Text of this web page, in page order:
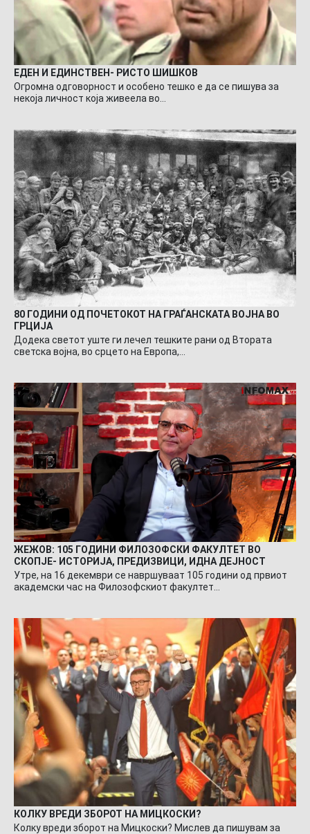
ЕДЕН И ЕДИНСТВЕН- РИСТО ШИШКОВ
Огромна одговорност и особено тешко е да се пишува за
некоја личност која живеела во…
80 ГОДИНИ ОД ПОЧЕТОКОТ НА ГРАЃАНСКАТА ВОЈНА ВО
ГРЦИЈА
Додека светот уште ги лечел тешките рани од Втората
светска војна, во срцето на Европа,…
ЖЕЖОВ: 105 ГОДИНИ ФИЛОЗОФСКИ ФАКУЛТЕТ ВО
СКОПЈЕ- ИСТОРИЈА, ПРЕДИЗВИЦИ, ИДНА ДЕЈНОСТ
Утре, на 16 декември се навршуваат 105 години од првиот
академски час на Филозофскиот факултет…
КОЛКУ ВРЕДИ ЗБОРОТ НА МИЦКОСКИ?
Колку вреди зборот на Мицкоски? Мислев да пишувам за